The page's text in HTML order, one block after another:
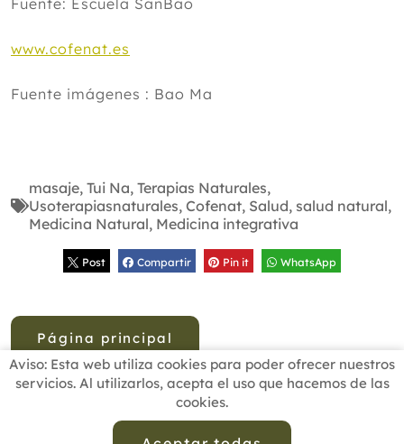
Fuente: Escuela SanBao
www.cofenat.es
Fuente imágenes : Bao Ma
masaje, Tui Na, Terapias Naturales,
Usoterapiasnaturales, Cofenat, Salud, salud natural,
Medicina Natural, Medicina integrativa
Post Compartir Pin it WhatsApp
Página principal
Aviso: Esta web utiliza cookies para poder ofrecer nuestros
servicios. Al utilizarlos, acepta el uso que hacemos de las
cookies.
BUSCADOR PROFESIONALES
ESCUELAS RECOMENDADAS